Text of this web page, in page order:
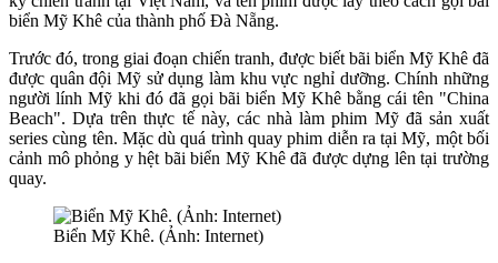
biển Mỹ Khê của thành phố Đà Nẵng.
Trước đó, trong giai đoạn chiến tranh, được biết bãi biển Mỹ Khê đã
được quân đội Mỹ sử dụng làm khu vực nghỉ dưỡng. Chính những
người lính Mỹ khi đó đã gọi bãi biển Mỹ Khê bằng cái tên "China
Beach". Dựa trên thực tế này, các nhà làm phim Mỹ đã sản xuất
series cùng tên. Mặc dù quá trình quay phim diễn ra tại Mỹ, một bối
cảnh mô phỏng y hệt bãi biển Mỹ Khê đã được dựng lên tại trường
quay.
Biển Mỹ Khê. (Ảnh: Internet)